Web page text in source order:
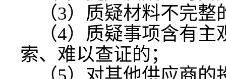
（3）质疑材料不完整
（4）质疑事项含有主
索、难以查证的；